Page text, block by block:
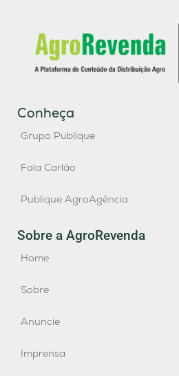
Conheça
Grupo Publique
Fala Carlão
Publique AgroAgência
Sobre a AgroRevenda
Home
Sobre
Anuncie
Imprensa